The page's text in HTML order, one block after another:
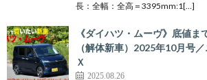
長：全幅：全高＝3395mm:1[…]
《ダイハツ・ムーヴ》底値
（解体新車）2025年10月号
Ｘ
2025.08.26